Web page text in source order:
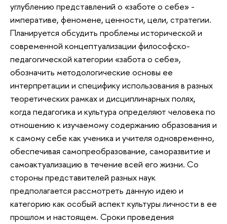
углублению представлений о «заботе о себе» -
императиве, феномене, ценности, цели, стратегии.
Планируется обсудить проблемы исторической и
современной концептуализации философско-
педагогической категории «забота о себе»,
обозначить методологические основы ее
интерпретации и специфику использования в разных
теоретических рамках и дисциплинарных полях,
когда педагогика и культура определяют человека по
отношению к изучаемому содержанию образования и
к самому себе как ученика и учителя одновременно,
обеспечивая самопреобразование, саморазвитие и
самоактуализацию в течение всей его жизни. Со
стороны представителей разных наук
предполагается рассмотреть данную идею и
категорию как особый аспект культуры личности в ее
прошлом и настоящем. Сроки проведения